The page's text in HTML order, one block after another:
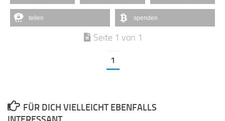
teilen spenden
Seite 1 von 1
1
FÜR DICH VIELLEICHT EBENFALLS